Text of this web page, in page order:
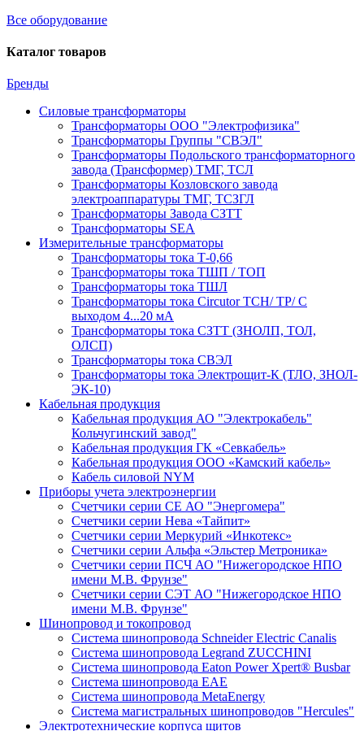
Все оборудование
Каталог товаров
Бренды
Силовые трансформаторы
Трансформаторы ООО "Электрофизика"
Трансформаторы Группы "СВЭЛ"
Трансформаторы Подольского трансформаторного
завода (Трансформер) ТМГ, ТСЛ
Трансформаторы Козловского завода
электроаппаратуры ТМГ, ТСЗГЛ
Трансформаторы Завода СЗТТ
Трансформаторы SEA
Измерительные трансформаторы
Трансформаторы тока Т-0,66
Трансформаторы тока ТШП / ТОП
Трансформаторы тока ТШЛ
Трансформаторы тока Circutor TCH/ TP/ С
выходом 4...20 мА
Трансформаторы тока СЗТТ (ЗНОЛП, ТОЛ,
ОЛСП)
Трансформаторы тока СВЭЛ
Трансформаторы тока Электрощит-К (ТЛО, ЗНОЛ-
ЭК-10)
Кабельная продукция
Кабельная продукция АО "Электрокабель"
Кольчугинский завод"
Кабельная продукция ГК «Севкабель»
Кабельная продукция ООО «Камский кабель»
Кабель силовой NYM
Приборы учета электроэнергии
Счетчики серии СЕ АО "Энергомера"
Счетчики серии Нева «Тайпит»
Счетчики серии Меркурий «Инкотекс»
Счетчики серии Альфа «Эльстер Метроника»
Счетчики серии ПСЧ АО "Нижегородское НПО
имени М.В. Фрунзе"
Счетчики серии СЭТ АО "Нижегородское НПО
имени М.В. Фрунзе"
Шинопровод и токопровод
Система шинопровода Schneider Electric Canalis
Система шинопровода Legrand ZUCCHINI
Система шинопровода Eaton Power Xpert® Busbar
Система шинопровода EAE
Система шинопровода MetaEnergy
Система магистральных шинопроводов "Hercules"
Электротехнические корпуса щитов